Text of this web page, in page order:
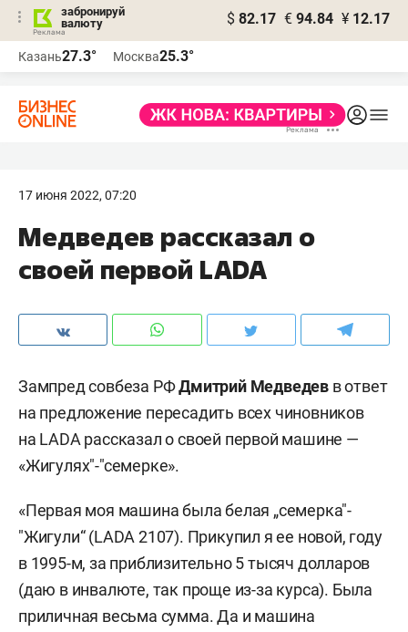
забронируй
валюту
$ 82.17 € 94.84 ¥ 12.17
Казань27.3° Москва25.3°
17 июня 2022, 07:20
Медведев рассказал о
своей первой LADA
Зампред совбеза РФДмитрий Медведев в ответ
на предложение пересадить всех чиновников
на LADA рассказал о своей первой машине —
«Жигулях"-"семерке».
«Первая моя машина была белая „семерка"-
"Жигули“ (LADA 2107). Прикупил я ее новой, году
в 1995-м, за приблизительно 5 тысяч долларов
(даю в инвалюте, так проще из-за курса). Была
приличная весьма сумма. Да и машина